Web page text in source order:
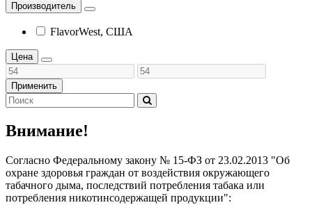
Производитель
FlavorWest, США
Цена
Применить
Внимание!
Согласно Федеральному закону № 15-ФЗ от 23.02.2013 "Об
охране здоровья граждан от воздействия окружающего
табачного дыма, последствий потребления табака или
потребления никотинсодержащей продукции":